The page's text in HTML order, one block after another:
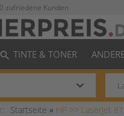
zufriedene Kunden
search TINTE & TONER
keyboard_arrow_down
Startseite » HP >> LaserJet